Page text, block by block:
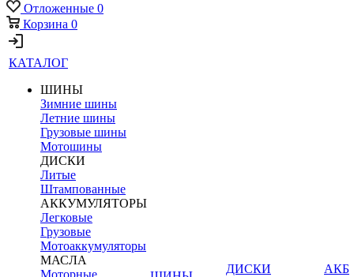
Отложенные 0
Корзина 0
КАТАЛОГ
ШИНЫ
Зимние шины
Летние шины
Грузовые шины
Мотошины
ДИСКИ
Литые
Штампованные
АККУМУЛЯТОРЫ
Легковые
Грузовые
Мотоаккумуляторы
МАСЛА
Моторные
ДИСКИ
АКБ